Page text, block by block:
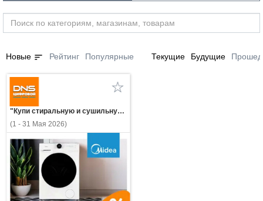
Новые sort Рейтинг Популярные Текущие Будущие
"Купи стиральную и сушильную машины с соединительным элементом Midea — получи скидку 20%!"
(1 - 31 Мая 2026)